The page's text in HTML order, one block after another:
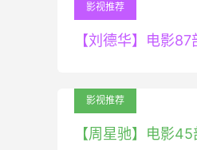
影视推荐
【刘德华】电影
影视推荐
【周星驰】电影